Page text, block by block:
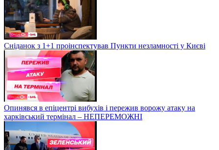
Сніданок з 1+1 проінспектував Пункти незламності у Києві
Опинявся в епіцентрі вибухів і пережив ворожу атаку на
харківський термінал – НЕПЕРЕМОЖНІ